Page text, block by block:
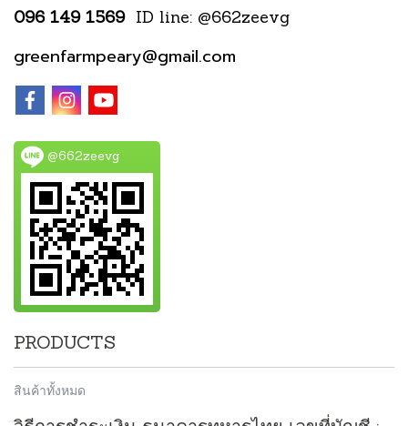
096 149 1569 ID line: @662zeevg
greenfarmpeary@gmail.com
@662zeevg
PRODUCTS
สินค้าทั้งหมด